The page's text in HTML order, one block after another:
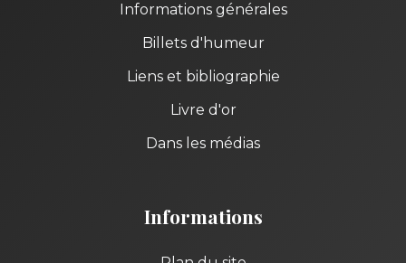
Informations générales
Billets d'humeur
Liens et bibliographie
Livre d'or
Dans les médias
Informations